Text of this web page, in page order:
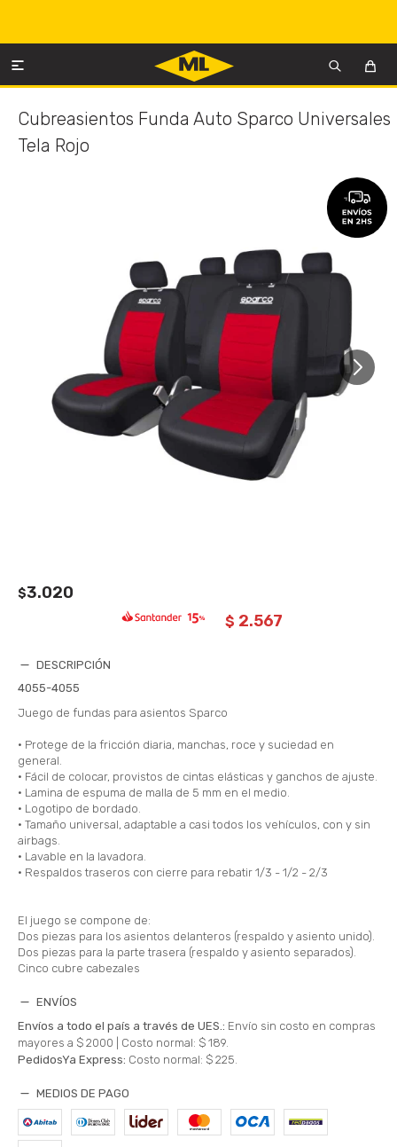

Cubreasientos Funda Auto Sparco Universales
Tela Rojo
$3.020
$ 2.567
DESCRIPCIÓN
4055-4055
Juego de fundas para asientos Sparco
• Protege de la fricción diaria, manchas, roce y suciedad en
general.
• Fácil de colocar, provistos de cintas elásticas y ganchos de ajuste.
• Lamina de espuma de malla de 5 mm en el medio.
• Logotipo de bordado.
• Tamaño universal, adaptable a casi todos los vehículos, con y sin
airbags.
• Lavable en la lavadora.
• Respaldos traseros con cierre para rebatir 1/3 - 1/2 - 2/3
El juego se compone de:
Dos piezas para los asientos delanteros (respaldo y asiento unido).
Dos piezas para la parte trasera (respaldo y asiento separados).
Cinco cubre cabezales
ENVÍOS
Envíos a todo el país a través de UES.: Envío sin costo en compras
mayores a $ 2000 | Costo normal: $ 189.
PedidosYa Express: Costo normal: $ 225.
MEDIOS DE PAGO